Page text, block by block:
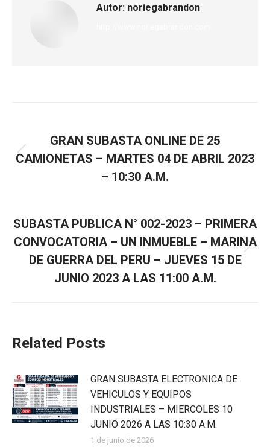
Autor: noriegabrandon
GRAN SUBASTA ONLINE DE 25
CAMIONETAS – MARTES 04 DE ABRIL 2023
– 10:30 A.M.
SUBASTA PUBLICA N° 002-2023 – PRIMERA
CONVOCATORIA – UN INMUEBLE – MARINA
DE GUERRA DEL PERU – JUEVES 15 DE
JUNIO 2023 A LAS 11:00 A.M.
Related Posts
GRAN SUBASTA ELECTRONICA DE
VEHICULOS Y EQUIPOS
INDUSTRIALES – MIERCOLES 10
JUNIO 2026 A LAS 10:30 A.M.
1 de junio de 2026